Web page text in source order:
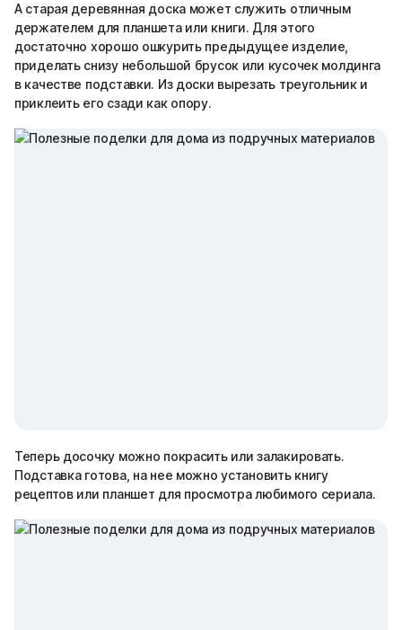
А старая деревянная доска может служить отличным
держателем для планшета или книги. Для этого
достаточно хорошо ошкурить предыдущее изделие,
приделать снизу небольшой брусок или кусочек молдинга
в качестве подставки. Из доски вырезать треугольник и
приклеить его сзади как опору.
Теперь досочку можно покрасить или залакировать.
Подставка готова, на нее можно установить книгу
рецептов или планшет для просмотра любимого сериала.